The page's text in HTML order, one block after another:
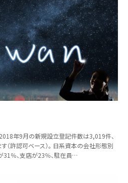
年9月の新規設立登記件数は3,019件、
（許認可ベース）。 日系資本の会社形態別
31％、支店が23％、駐在員…